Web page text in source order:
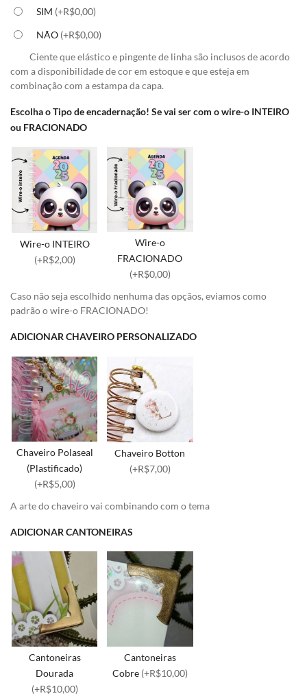
SIM (+R$0,00)
NÃO (+R$0,00)
Ciente que elástico e pingente de linha são inclusos de acordo
com a disponibilidade de cor em estoque e que esteja em
combinação com a estampa da capa.
Escolha o Tipo de encadernação! Se vai ser com o wire-o INTEIRO
ou FRACIONADO
Wire-o INTEIRO
(+R$2,00)
Wire-o
FRACIONADO
(+R$0,00)
Caso não seja escolhido nenhuma das opçãos, eviamos como
padrão o wire-o FRACIONADO!
ADICIONAR CHAVEIRO PERSONALIZADO
Chaveiro Polaseal
(Plastificado)
(+R$5,00)
Chaveiro Botton
(+R$7,00)
A arte do chaveiro vai combinando com o tema
ADICIONAR CANTONEIRAS
Cantoneiras
Dourada
(+R$10,00)
Cantoneiras
Cobre (+R$10,00)